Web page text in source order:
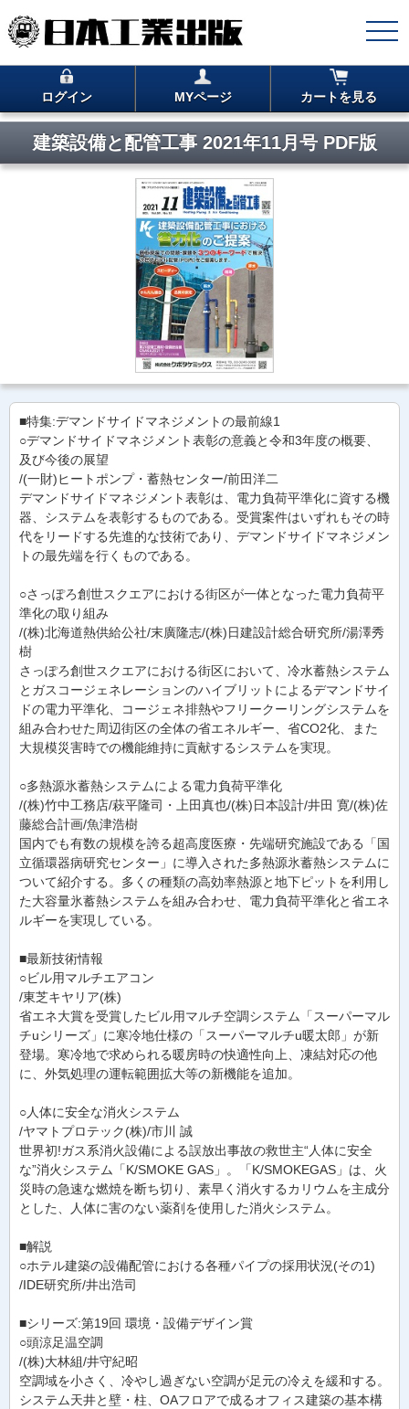
ログイン MYページ カートを見る
建築設備と配管工事 2021年11月号 PDF版
■特集:デマンドサイドマネジメントの最前線1
○デマンドサイドマネジメント表彰の意義と令和3年度の概要、
及び今後の展望
/(一財)ヒートポンプ・蓄熱センター/前田洋二
デマンドサイドマネジメント表彰は、電力負荷平準化に資する機
器、システムを表彰するものである。受賞案件はいずれもその時
代をリードする先進的な技術であり、デマンドサイドマネジメン
トの最先端を行くものである。
○さっぽろ創世スクエアにおける街区が一体となった電力負荷平
準化の取り組み
/(株)北海道熱供給公社/末廣隆志/(株)日建設計総合研究所/湯澤秀
樹
さっぽろ創世スクエアにおける街区において、冷水蓄熱システム
とガスコージェネレーションのハイブリットによるデマンドサイ
ドの電力平準化、コージェネ排熱やフリークーリングシステムを
組み合わせた周辺街区の全体の省エネルギー、省CO2化、また
大規模災害時での機能維持に貢献するシステムを実現。
○多熱源氷蓄熱システムによる電力負荷平準化
/(株)竹中工務店/萩平隆司・上田真也/(株)日本設計/井田 寛/(株)佐
藤総合計画/魚津浩樹
国内でも有数の規模を誇る超高度医療・先端研究施設である「国
立循環器病研究センター」に導入された多熱源氷蓄熱システムに
ついて紹介する。多くの種類の高効率熱源と地下ピットを利用し
た大容量氷蓄熱システムを組み合わせ、電力負荷平準化と省エネ
ルギーを実現している。
■最新技術情報
○ビル用マルチエアコン
/東芝キヤリア(株)
省エネ大賞を受賞したビル用マルチ空調システム「スーパーマル
チuシリーズ」に寒冷地仕様の「スーパーマルチu暖太郎」が新
登場。寒冷地で求められる暖房時の快適性向上、凍結対応の他
に、外気処理の運転範囲拡大等の新機能を追加。
○人体に安全な消火システム
/ヤマトプロテック(株)/市川 誠
世界初!ガス系消火設備による誤放出事故の救世主“人体に安全
な”消火システム「K/SMOKE GAS」。「K/SMOKEGAS」は、火
災時の急速な燃焼を断ち切り、素早く消火するカリウムを主成分
とした、人体に害のない薬剤を使用した消火システム。
■解説
○ホテル建築の設備配管における各種パイプの採用状況(その1)
/IDE研究所/井出浩司
■シリーズ:第19回 環境・設備デザイン賞
○頭涼足温空調
/(株)大林組/井守紀昭
空調域を小さく、冷やし過ぎない空調が足元の冷えを緩和する。
システム天井と壁・柱、OAフロアで成るオフィス建築の基本構